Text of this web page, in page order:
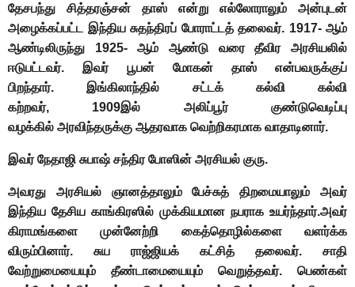
தேசபந்து சித்தரஞ்சன் தாஸ் என்று எல்லோராலும் அன்புடன்
அழைக்கப்பட்ட இந்திய சுதந்திரப் போராட்டத் தலைவர். 1917- ஆம்
ஆண்டிலிருந்து 1925- ஆம் ஆண்டு வரை தீவிர அரசியலில்
ஈடுபட்டவர். இவர் பூபன் மோகன் தாஸ் என்பவருக்குப்
பிறந்தார். இங்கிலாந்தில் சட்டக் கல்வி கல்வி
கற்றவர், 1909இல் அலிப்பூர் குண்டுவெடிப்பு
வழக்கில் அரவிந்தருக்கு ஆதரவாக வெற்றிகரமாக வாதாடினார்.
இவர் நேதாஜி சுபாஷ் சந்திர போஸின் அரசியல் குரு.
அவரது அரசியல் ஞானத்தாலும் பேச்சுத் திறமையாலும் அவர்
இந்திய தேசிய காங்கிரஸில் முக்கியமான நபராக உயர்ந்தார்.அவர்
கிராமங்களை முன்னேற்றி கைத்தொழில்களை வளர்க்க
விரும்பினார். சுய ராஜ்ஜியக் கட்சித் தலைவர். சாதி
வேற்றுமையையும் தீண்டாமையையும் வெறுத்தவர். பெண்கள்